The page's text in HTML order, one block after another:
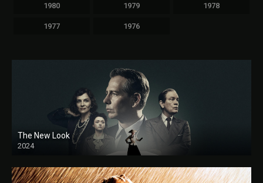
1980 1979 1978
1977 1976
The New Look
2024